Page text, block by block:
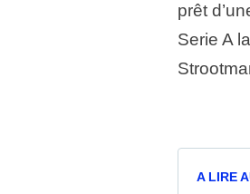
prêt
Serie A
A LIRE